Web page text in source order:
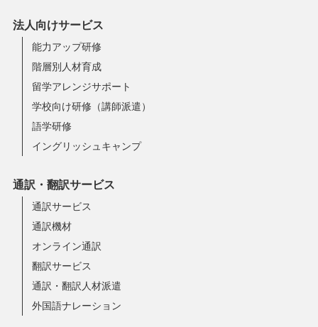
法人向けサービス
能力アップ研修
階層別人材育成
留学アレンジサポート
学校向け研修（講師派遣）
語学研修
イングリッシュキャンプ
通訳・翻訳サービス
通訳サービス
通訳機材
オンライン通訳
翻訳サービス
通訳・翻訳人材派遣
外国語ナレーション